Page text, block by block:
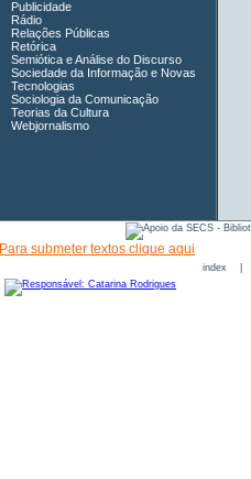
Publicidade
Rádio
Relações Públicas
Retórica
Semiótica e Análise do Discurso
Sociedade da Informação e Novas
Tecnologias
Sociologia da Comunicação
Teorias da Cultura
Webjornalismo
Para submeter textos clique aqui
index|